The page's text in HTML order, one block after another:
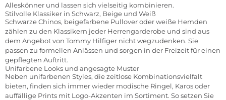
Alleskönner und lassen sich vielseitig kombinieren.
Stilvolle Klassiker in Schwarz, Beige und Weiß
Schwarze Chinos, beigefarbene Pullover oder weiße Hemden
zählen zu den Klassikern jeder Herrengarderobe und sind aus
dem Angebot von Tommy Hilfiger nicht wegzudenken. Sie
passen zu formellen Anlässen und sorgen in der Freizeit für einen
gepflegten Auftritt.
Unifarbene Looks und angesagte Muster
Neben unifarbenen Styles, die zeitlose Kombinationsvielfalt
bieten, finden sich immer wieder modische Ringel, Karos oder
auffällige Prints mit Logo-Akzenten im Sortiment. So setzen Sie